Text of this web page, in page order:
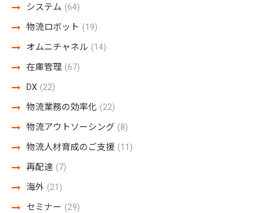
システム (64)
物流ロボット (19)
オムニチャネル (14)
在庫管理 (67)
DX (22)
物流業務の効率化 (22)
物流アウトソーシング (8)
物流人材育成のご支援 (11)
再配達 (7)
海外 (21)
セミナー (29)